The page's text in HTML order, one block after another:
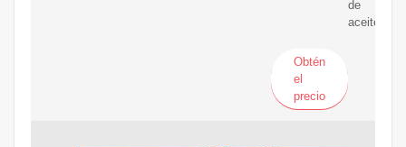
de
aceite
Obtén
el
precio